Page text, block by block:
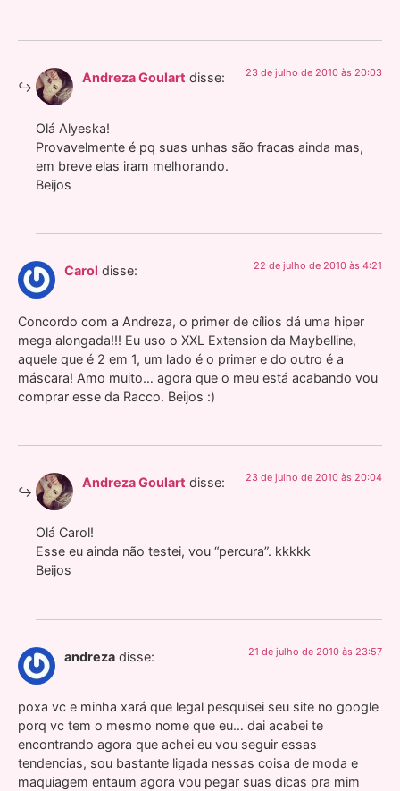
Andreza Goulart disse: 23 de julho de 2010 às 20:03
Olá Alyeska!
Provavelmente é pq suas unhas são fracas ainda mas,
em breve elas iram melhorando.
Beijos
Carol disse: 22 de julho de 2010 às 4:21
Concordo com a Andreza, o primer de cílios dá uma hiper
mega alongada!!! Eu uso o XXL Extension da Maybelline,
aquele que é 2 em 1, um lado é o primer e do outro é a
máscara! Amo muito… agora que o meu está acabando vou
comprar esse da Racco. Beijos :)
Andreza Goulart disse: 23 de julho de 2010 às 20:04
Olá Carol!
Esse eu ainda não testei, vou “percura”. kkkkk
Beijos
andreza disse: 21 de julho de 2010 às 23:57
poxa vc e minha xará que legal pesquisei seu site no google
porq vc tem o mesmo nome que eu… dai acabei te
encontrando agora que achei eu vou seguir essas
tendencias, sou bastante ligada nessas coisa de moda e
maquiagem entaum agora vou pegar suas dicas pra mim